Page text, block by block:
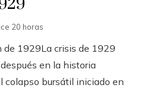
20 horas
de 1929La crisis de 1929
en la historia
colapso bursátil iniciado en